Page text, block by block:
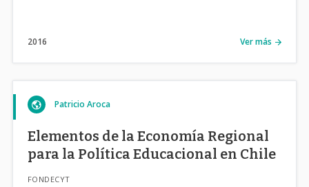
2016 Ver más
Patricio Aroca
Elementos de la Economía Regional
para la Política Educacional en Chile
FONDECYT